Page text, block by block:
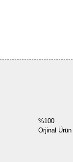
%100
Orjinal Ürün